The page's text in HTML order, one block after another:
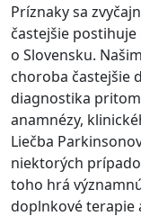
Príznaky sa
častejšie postihuje
o Slovensku.
choroba častejšie
diagnostika
anamnézy,
Liečba
niektorých
toho hrá
doplnkové terapie